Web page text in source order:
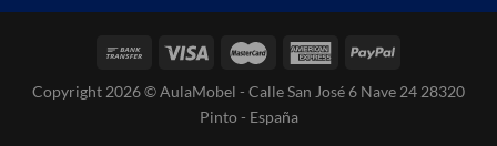
Copyright 2026 © AulaMobel - Calle San José 6 Nave 24 28320
Pinto - España